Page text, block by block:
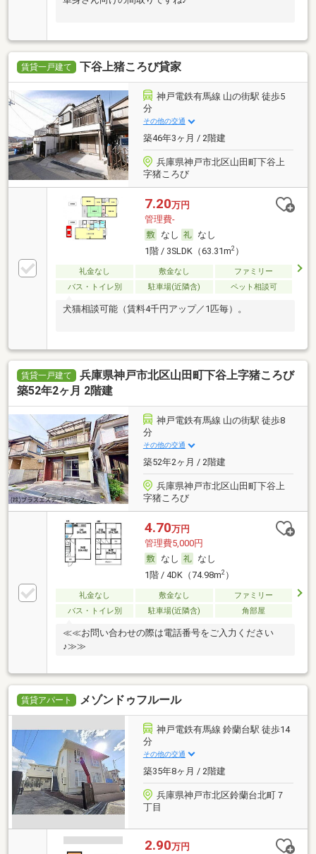
賃貸一戸建て 下谷上猪ころび貸家
神戸電鉄有馬線 山の街駅 徒歩5
分
その他の交通
築46年3ヶ月 / 2階建
兵庫県神戸市北区山田町下谷上
字猪ころび
7.20万円
管理費-
なし
なし
1階 / 3SLDK（63.31m2）
礼金なし 敷金なし
ファミリー
バス・トイレ別
駐車場(近隣含) ペット相談可
犬猫相談可能（賃料4千円アップ／1匹毎）。
賃貸一戸建て
兵庫県神戸市北区山田町下谷上字猪ころび
築52年2ヶ月 2階建
神戸電鉄有馬線 山の街駅 徒歩8
分
その他の交通
築52年2ヶ月 / 2階建
兵庫県神戸市北区山田町下谷上
字猪ころび
4.70万円
管理費5,000円
なし
なし
1階 / 4DK（74.98m2）
礼金なし 敷金なし
ファミリー
バス・トイレ別
駐車場(近隣含) 角部屋
≪≪お問い合わせの際は電話番号をご入力ください
♪≫≫
賃貸アパート メゾンドゥフルール
神戸電鉄有馬線 鈴蘭台駅 徒歩14
分
その他の交通
築35年8ヶ月 / 2階建
兵庫県神戸市北区鈴蘭台北町７
丁目
2.90万円